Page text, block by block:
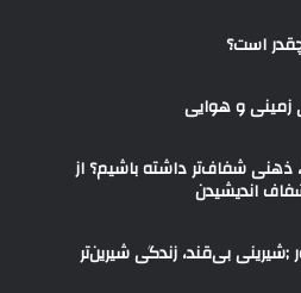
است؟
زمینی و هوایی
شفاف‌تر داشته باشیم؟ از
اندیشیدن
بی‌قند، زندگی شیرین‌تر